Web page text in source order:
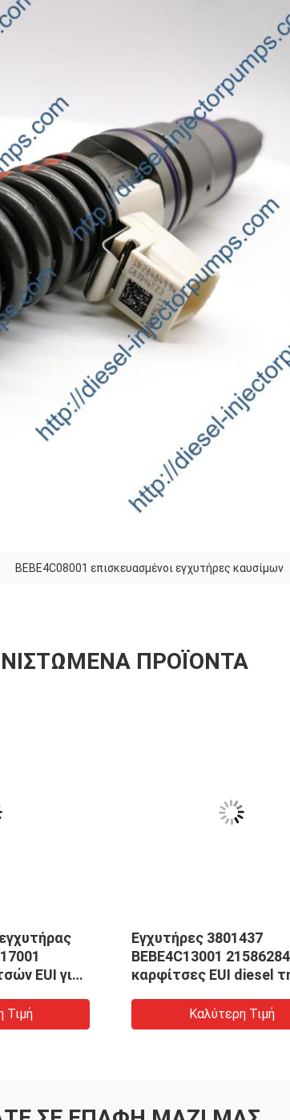
BEBE4C08001 επισκευασμένοι εγχυτήρες καυσίμων
ΠΡΟΪΌΝΤΑ
EUI για
Τιμή
Εγχυτήρες 3801437
BEBE4C13001
Καλύτερη Τιμή